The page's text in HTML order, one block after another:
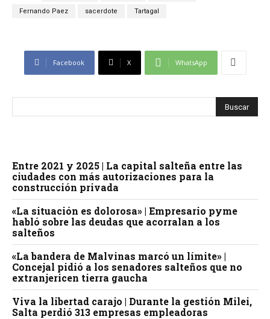
Fernando Paez sacerdote Tartagal
Facebook X WhatsApp
Entre 2021 y 2025 | La capital salteña entre las
ciudades con más autorizaciones para la
construcción privada
«La situación es dolorosa» | Empresario pyme
habló sobre las deudas que acorralan a los
salteños
«La bandera de Malvinas marcó un límite» |
Concejal pidió a los senadores salteños que no
extranjericen tierra gaucha
Viva la libertad carajo | Durante la gestión Milei,
Salta perdió 313 empresas empleadoras